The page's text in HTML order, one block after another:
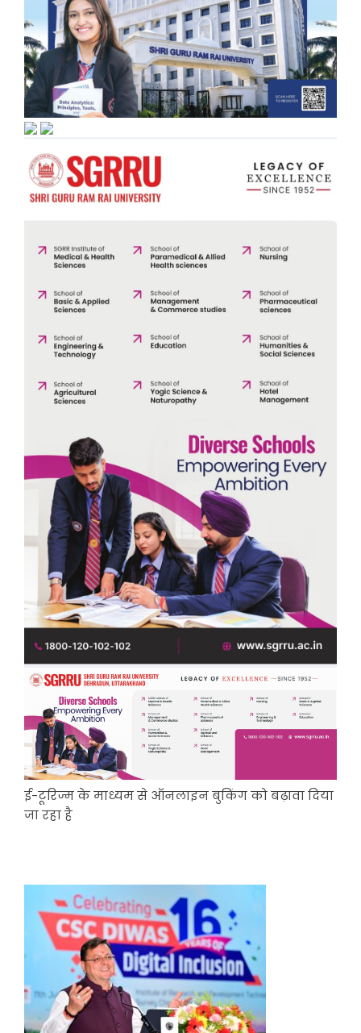
ई-टूरिज्म के माध्यम से ऑनलाइन बुकिंग को बढ़ावा दिया
जा रहा है